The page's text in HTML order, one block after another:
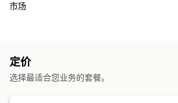
市场
定价
选择最适合您业务的套餐。